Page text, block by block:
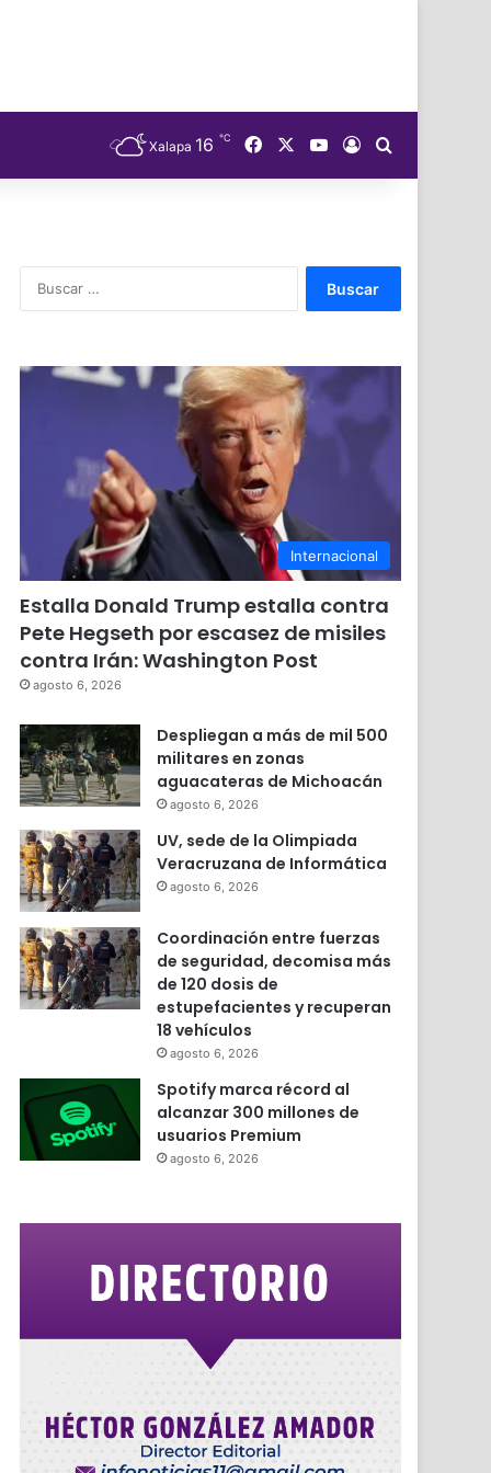
Xalapa 16 ℃ FacebookYouTube
Acceso
Internacional
Estalla Donald Trump estalla contra
Pete Hegseth por escasez de misiles
contra Irán: Washington Post
agosto 6, 2026
Despliegan a más de mil 500
militares en zonas
aguacateras de Michoacán
agosto 6, 2026
UV, sede de la Olimpiada
Veracruzana de Informática
agosto 6, 2026
Coordinación entre fuerzas
de seguridad, decomisa más
de 120 dosis de
estupefacientes y recuperan
18 vehículos
agosto 6, 2026
Spotify marca récord al
alcanzar 300 millones de
usuarios Premium
agosto 6, 2026